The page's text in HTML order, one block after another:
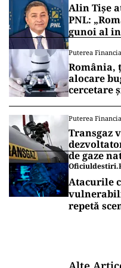
intervenție la
Vrei să fii mereu la
Puterea.ro și pe
POLITICĂ
Eugen
1.500 de
județelor:
POLITICĂ
Alin Tișe
PNL:
gunoi al